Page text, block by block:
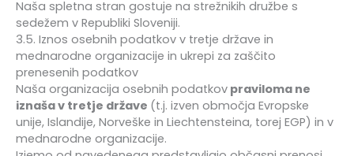
Naša spletna stran gostuje na strežnikih družbe s
sedežem v Republiki Sloveniji.
3.5. Iznos osebnih podatkov v tretje države in
mednarodne organizacije in ukrepi za zaščito
prenesenih podatkov
Naša organizacija osebnih podatkov praviloma ne
iznaša v tretje države (t.j. izven območja Evropske
unije, Islandije, Norveške in Liechtensteina, torej EGP) in v
mednarodne organizacije.